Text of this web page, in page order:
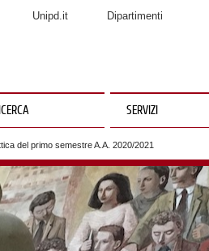
Unipd.it Dipartimenti
SERVIZI
del primo semestre A.A. 2020/2021